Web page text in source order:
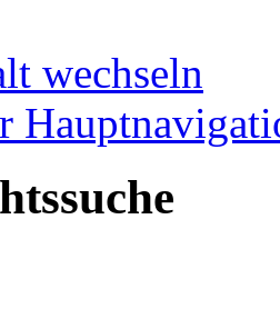
wechseln